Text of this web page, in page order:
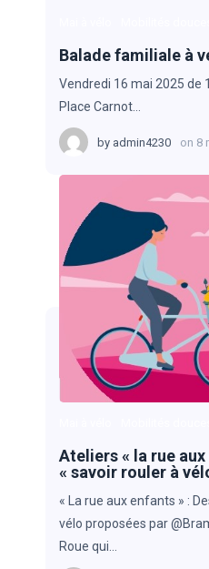
Balade familiale à
Vendredi 16 mai 2025 de
Place Carnot…
by admin4230 on 8
Ateliers « la rue
« savoir rouler à
« La rue aux enfants » :
vélo proposées par
Roue qui…